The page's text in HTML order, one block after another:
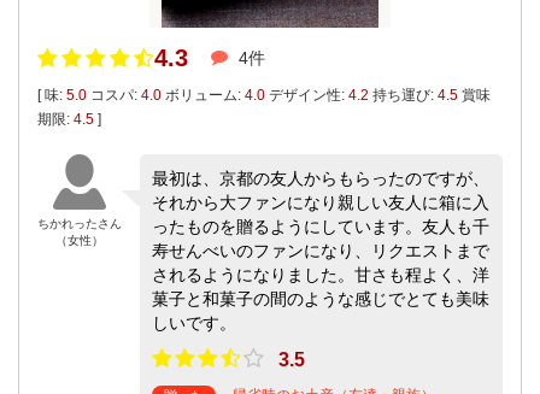
4.3 4件
[ 味: 5.0 コスパ: 4.0 ボリューム: 4.0 デザイン性: 4.2 持ち運び: 4.5 賞味
期限: 4.5 ]
ちかれったさん
（女性）
最初は、京都の友人からもらったのですが、
それから大ファンになり親しい友人に箱に入
ったものを贈るようにしています。友人も千
寿せんべいのファンになり、リクエストまで
されるようになりました。甘さも程よく、洋
菓子と和菓子の間のような感じでとても美味
しいです。
3.5